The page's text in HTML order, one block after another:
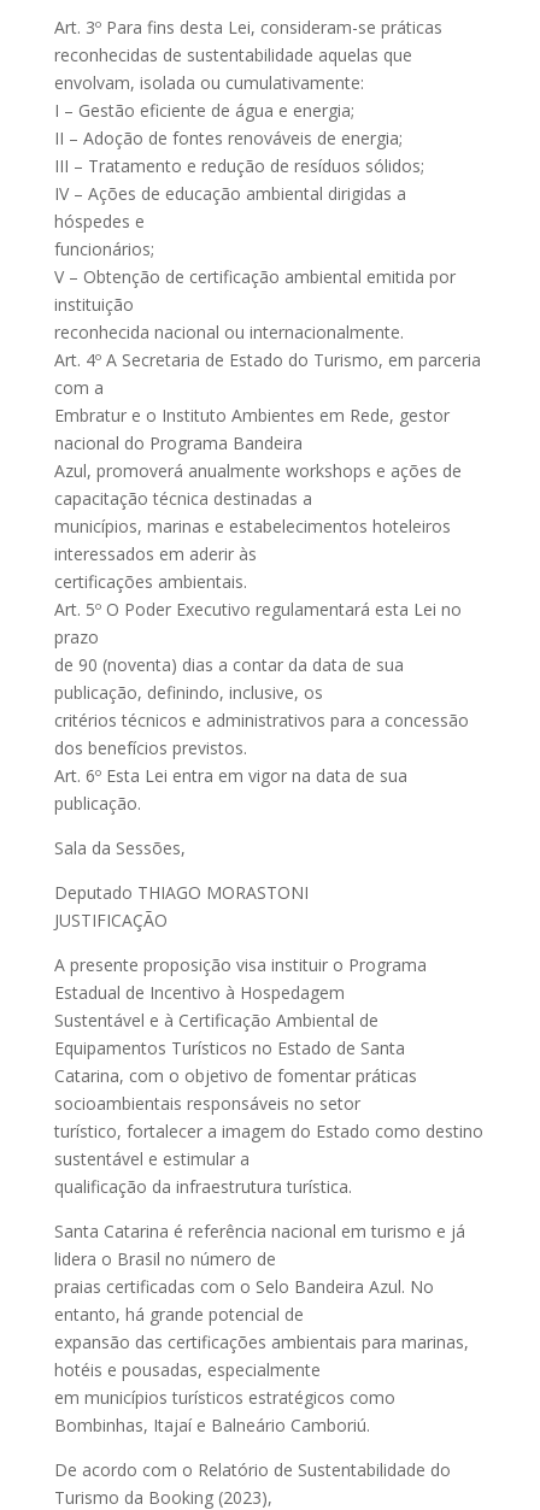
Art. 3º Para fins desta Lei, consideram-se práticas
reconhecidas de sustentabilidade aquelas que
envolvam, isolada ou cumulativamente:
I – Gestão eficiente de água e energia;
II – Adoção de fontes renováveis de energia;
III – Tratamento e redução de resíduos sólidos;
IV – Ações de educação ambiental dirigidas a
hóspedes e
funcionários;
V – Obtenção de certificação ambiental emitida por
instituição
reconhecida nacional ou internacionalmente.
Art. 4º A Secretaria de Estado do Turismo, em parceria
com a
Embratur e o Instituto Ambientes em Rede, gestor
nacional do Programa Bandeira
Azul, promoverá anualmente workshops e ações de
capacitação técnica destinadas a
municípios, marinas e estabelecimentos hoteleiros
interessados em aderir às
certificações ambientais.
Art. 5º O Poder Executivo regulamentará esta Lei no
prazo
de 90 (noventa) dias a contar da data de sua
publicação, definindo, inclusive, os
critérios técnicos e administrativos para a concessão
dos benefícios previstos.
Art. 6º Esta Lei entra em vigor na data de sua
publicação.
Sala da Sessões,
Deputado THIAGO MORASTONI
JUSTIFICAÇÃO
A presente proposição visa instituir o Programa
Estadual de Incentivo à Hospedagem
Sustentável e à Certificação Ambiental de
Equipamentos Turísticos no Estado de Santa
Catarina, com o objetivo de fomentar práticas
socioambientais responsáveis no setor
turístico, fortalecer a imagem do Estado como destino
sustentável e estimular a
qualificação da infraestrutura turística.
Santa Catarina é referência nacional em turismo e já
lidera o Brasil no número de
praias certificadas com o Selo Bandeira Azul. No
entanto, há grande potencial de
expansão das certificações ambientais para marinas,
hotéis e pousadas, especialmente
em municípios turísticos estratégicos como
Bombinhas, Itajaí e Balneário Camboriú.
De acordo com o Relatório de Sustentabilidade do
Turismo da Booking (2023),